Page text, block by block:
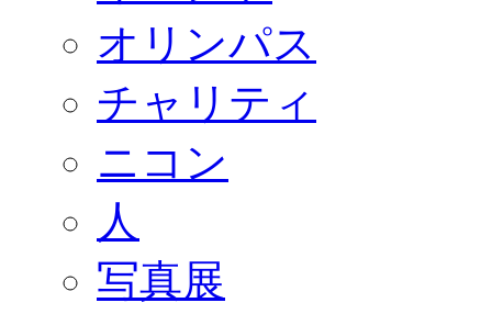
オリンパス
チャリティ
ニコン
人
写真展